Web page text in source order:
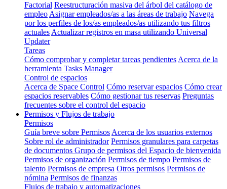
Factorial Reestructuración masiva del árbol del catálogo de
empleo Asignar empleados/as a las áreas de trabajo Navega
por los perfiles de los/as empleados/as utilizando tus filtros
actuales Actualizar registros en masa utilizando Universal
Updater
Tareas
Cómo comprobar y completar tareas pendientes Acerca de la
herramienta Tasks Manager
Control de espacios
Acerca de Space Control Cómo reservar espacios Cómo crear
espacios reservables Cómo gestionar tus reservas Preguntas
frecuentes sobre el control del espacio
Permisos y Flujos de trabajo
Permisos
Guía breve sobre Permisos Acerca de los usuarios externos
Sobre rol de administrador Permisos granulares para carpetas
de documentos Grupo de permisos del Espacio de bienvenida
Permisos de organización Permisos de tiempo Permisos de
talento Permisos de empresa Otros permisos Permisos de
nómina Permisos de finanzas
Flujos de trabajo y automatizaciones